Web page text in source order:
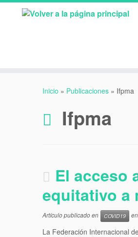
Saltar
Inicio » Publicaciones » Ifpma
Ifpma
El acceso
equitativo a
Artículo publicado en COVID19 en
La Federación Internacional